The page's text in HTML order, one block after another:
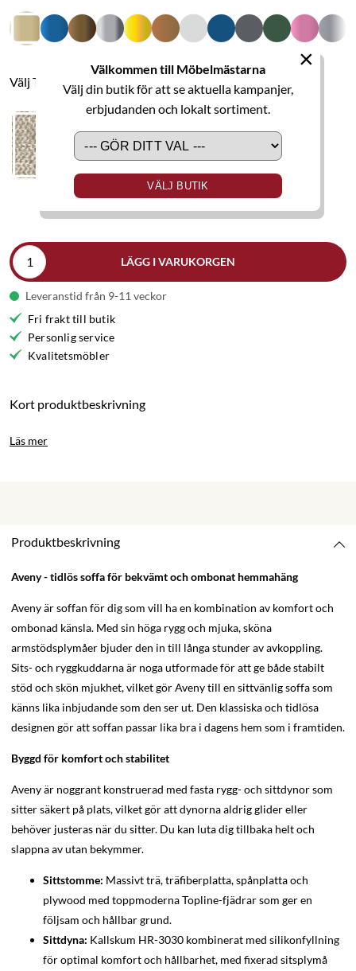
Välkommen till Möbelmästarna
Välj din butik för att se aktuella kampanjer,
erbjudanden och lokalt sortiment.
VÄLJ BUTIK
×
Välj Tyg
LÄGG I VARUKORGEN
Leveranstid från 9-11 veckor
Fri frakt till butik
Personlig service
Kvalitetsmöbler
Kort produktbeskrivning
Läs mer
Produktbeskrivning
Aveny - tidlös soffa för bekvämt och ombonat hemmahäng
Aveny är soffan för dig som vill ha en kombination av komfort och
ombonad känsla. Med sin höga rygg och mjuka, sköna
armstödsplymåer bjuder den in till långa stunder av avkoppling.
Sits- och ryggkuddarna är noga utformade för att ge både stabilt
stöd och skön mjukhet, vilket gör Aveny till en sittvänlig soffa som
känns lika inbjudande som den ser ut. Den klassiska och tidlösa
designen gör att soffan passar lika bra i dagens hem som i framtiden.
Byggd för komfort och stabilitet
Aveny är noggrant konstruerad med fasta rygg- och sittdynor som
sitter säkert på plats, vilket gör att dynorna aldrig glider eller
behöver justeras när du sitter. Du kan luta dig tillbaka helt och
slappna av utan bekymmer.
Sittstomme: Massivt trä, träfiberplatta, spånplatta och
plywood med toppmoderna Topline-fjädrar som ger en
följsam och hållbar grund.
Sittdyna: Kallskum HR-3030 kombinerat med silikonfyllning
för optimal komfort och hållbarhet, med fixerad sitsplymå